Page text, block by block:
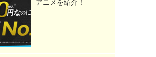
アニメを紹介！